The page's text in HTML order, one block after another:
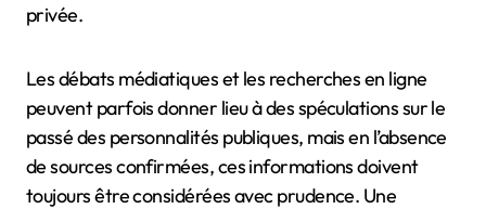
privée.
Les débats médiatiques et les recherches en ligne
peuvent parfois donner lieu à des spéculations sur le
passé des personnalités publiques, mais en l’absence
de sources confirmées, ces informations doivent
toujours être considérées avec prudence. Une